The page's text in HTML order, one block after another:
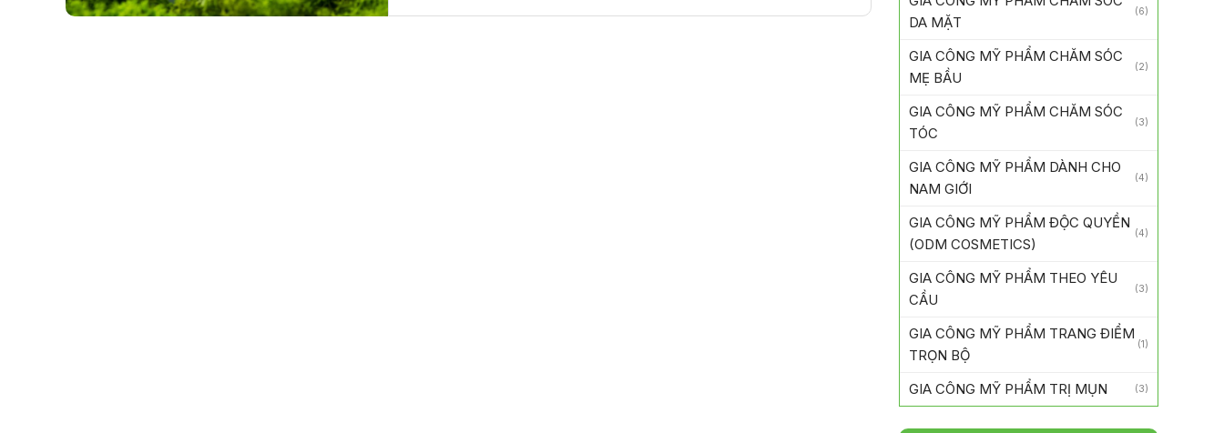
DA MẶT
(6)
GIA CÔNG MỸ PHẨM CHĂM SÓC
MẸ BẦU
(2)
GIA CÔNG MỸ PHẨM CHĂM SÓC
TÓC
(3)
GIA CÔNG MỸ PHẨM DÀNH CHO
NAM GIỚI
(4)
GIA CÔNG MỸ PHẨM ĐỘC QUYỀN
(ODM COSMETICS)
(4)
GIA CÔNG MỸ PHẨM THEO YÊU
CẦU
(3)
GIA CÔNG MỸ PHẨM TRANG ĐIỂM
TRỌN BỘ
(1)
GIA CÔNG MỸ PHẨM TRỊ MỤN (3)